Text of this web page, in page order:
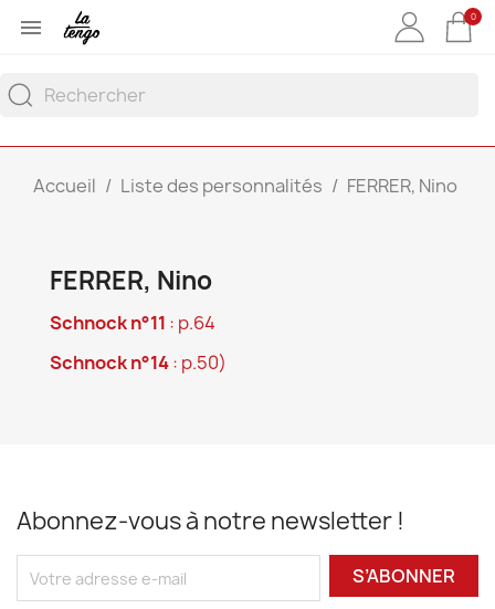
 0
Accueil Liste des personnalités FERRER, Nino
FERRER, Nino
Schnock n°11 : p.64
Schnock n°14: p.50)
Abonnez-vous à notre newsletter !
S’ABONNER